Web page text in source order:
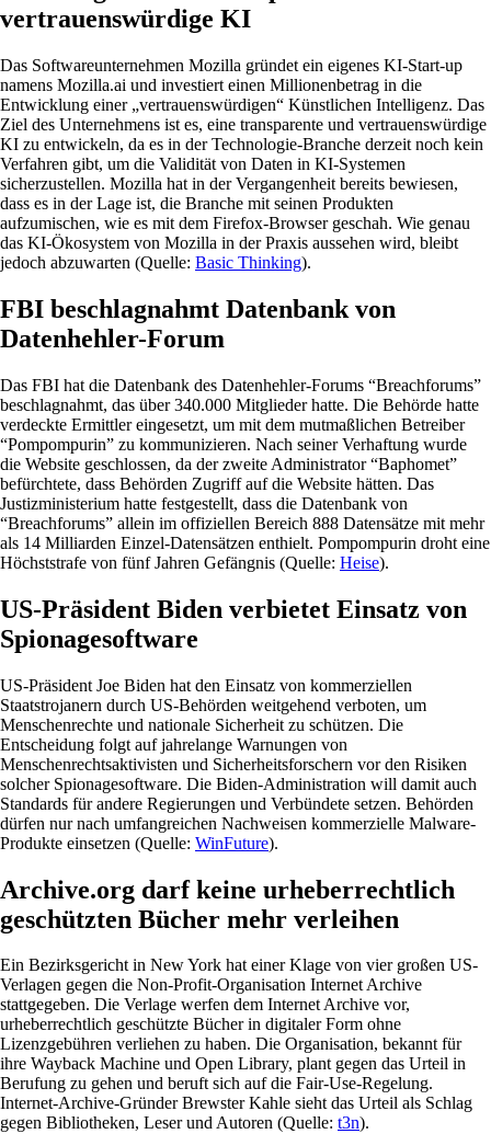
vertrauenswürdige KI
Das Softwareunternehmen Mozilla gründet ein eigenes KI-Start-up
namens Mozilla.ai und investiert einen Millionenbetrag in die
Entwicklung einer „vertrauenswürdigen“ Künstlichen Intelligenz. Das
Ziel des Unternehmens ist es, eine transparente und vertrauenswürdige
KI zu entwickeln, da es in der Technologie-Branche derzeit noch kein
Verfahren gibt, um die Validität von Daten in KI-Systemen
sicherzustellen. Mozilla hat in der Vergangenheit bereits bewiesen,
dass es in der Lage ist, die Branche mit seinen Produkten
aufzumischen, wie es mit dem Firefox-Browser geschah. Wie genau
das KI-Ökosystem von Mozilla in der Praxis aussehen wird, bleibt
jedoch abzuwarten (Quelle: Basic Thinking).
FBI beschlagnahmt Datenbank von
Datenhehler-Forum
Das FBI hat die Datenbank des Datenhehler-Forums “Breachforums”
beschlagnahmt, das über 340.000 Mitglieder hatte. Die Behörde hatte
verdeckte Ermittler eingesetzt, um mit dem mutmaßlichen Betreiber
“Pompompurin” zu kommunizieren. Nach seiner Verhaftung wurde
die Website geschlossen, da der zweite Administrator “Baphomet”
befürchtete, dass Behörden Zugriff auf die Website hätten. Das
Justizministerium hatte festgestellt, dass die Datenbank von
“Breachforums” allein im offiziellen Bereich 888 Datensätze mit mehr
als 14 Milliarden Einzel-Datensätzen enthielt. Pompompurin droht eine
Höchststrafe von fünf Jahren Gefängnis (Quelle: Heise).
US-Präsident Biden verbietet Einsatz von
Spionagesoftware
US-Präsident Joe Biden hat den Einsatz von kommerziellen
Staatstrojanern durch US-Behörden weitgehend verboten, um
Menschenrechte und nationale Sicherheit zu schützen. Die
Entscheidung folgt auf jahrelange Warnungen von
Menschenrechtsaktivisten und Sicherheitsforschern vor den Risiken
solcher Spionagesoftware. Die Biden-Administration will damit auch
Standards für andere Regierungen und Verbündete setzen. Behörden
dürfen nur nach umfangreichen Nachweisen kommerzielle Malware-
Produkte einsetzen (Quelle: WinFuture).
Archive.org darf keine urheberrechtlich
geschützten Bücher mehr verleihen
Ein Bezirksgericht in New York hat einer Klage von vier großen US-
Verlagen gegen die Non-Profit-Organisation Internet Archive
stattgegeben. Die Verlage werfen dem Internet Archive vor,
urheberrechtlich geschützte Bücher in digitaler Form ohne
Lizenzgebühren verliehen zu haben. Die Organisation, bekannt für
ihre Wayback Machine und Open Library, plant gegen das Urteil in
Berufung zu gehen und beruft sich auf die Fair-Use-Regelung.
Internet-Archive-Gründer Brewster Kahle sieht das Urteil als Schlag
gegen Bibliotheken, Leser und Autoren (Quelle: t3n).